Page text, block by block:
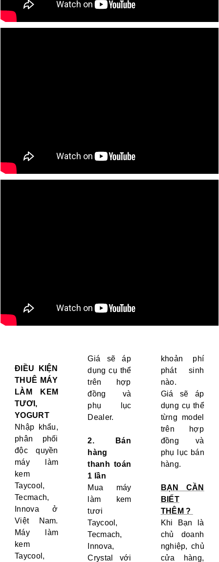
ĐIỀU KIỆN
THUÊ MÁY
LÀM KEM
TƯƠI,
YOGURT
Nhập khẩu,
phân phối
độc quyền
máy làm
kem
Taycool,
Tecmach,
Innova ở
Việt Nam.
Máy làm
kem
Taycool,
Giá sẽ áp
dụng cụ thể
trên hợp
đồng và
phụ lục
Dealer.
2. Bán
hàng
thanh toán
1 lần
Mua máy
làm kem
tươi
Taycool,
Tecmach,
Innova,
Crystal với
khoản phí
phát sinh
nào.
Giá sẽ áp
dụng cụ thể
từng model
trên hợp
đồng và
phụ lục bán
hàng.
BẠN CẦN
BIẾT
THÊM ?
Khi Bạn là
chủ doanh
nghiệp, chủ
cửa hàng,